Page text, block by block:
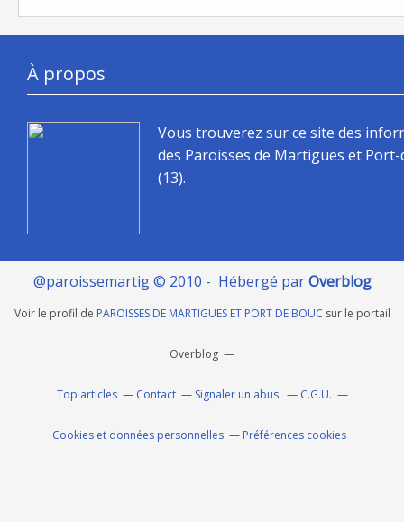
À propos
Vous trouverez sur ce site des
des Paroisses de Martigues et
(13).
@paroissemartig © 2010 - Hébergé parOverblog
Voir le profil de PAROISSES DE MARTIGUES ET PORT DE BOUC sur le portail
Overblog
Top articles Contact Signaler un abus C.G.U.
Cookies et données personnelles Préférences cookies